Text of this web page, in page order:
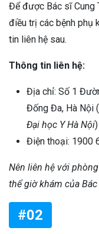
Để được Bác sĩ Cung
điều trị các bệnh phụ
tin liên hệ sau.
Thông tin liên hệ:
Địa chỉ: Số 1
Đống Đa, Hà Nội (
Đại học Y Hà Nội)
Điện thoại: 1900
Nên liên hệ với
thể giờ khám của
#02